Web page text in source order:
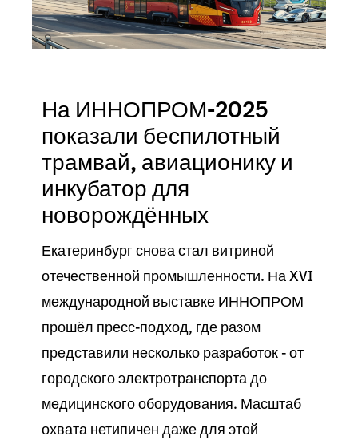
На ИННОПРОМ-2025
показали беспилотный
трамвай, авиационику и
инкубатор для
новорождённых
Екатеринбург снова стал витриной
отечественной промышленности. На XVI
международной выставке ИННОПРОМ
прошёл пресс-подход, где разом
представили несколько разработок - от
городского электротранспорта до
медицинского оборудования. Масштаб
охвата нетипичен даже для этой